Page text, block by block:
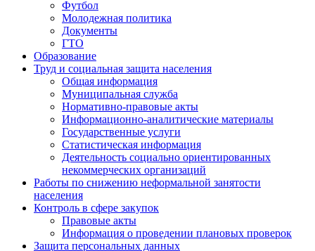
Футбол
Молодежная политика
Документы
ГТО
Образование
Труд и социальная защита населения
Общая информация
Муниципальная служба
Нормативно-правовые акты
Информационно-аналитические материалы
Государственные услуги
Статистическая информация
Деятельность социально ориентированных
некоммерческих организаций
Работы по снижению неформальной занятости
населения
Контроль в сфере закупок
Правовые акты
Информация о проведении плановых проверок
Защита персональных данных